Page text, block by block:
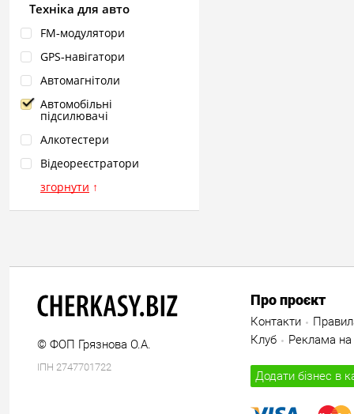
Техніка для авто
FM‑модулятори
GPS‑навігатори
Автомагнітоли
Автомобільні
підсилювачі
Алкотестери
Відеореєстратори
згорнути ↑
© ФОП Грязнова О.А.
ІПН 2747701722
Про проєкт
Контакти
Клуб
Реклама на
Додати бізнес в